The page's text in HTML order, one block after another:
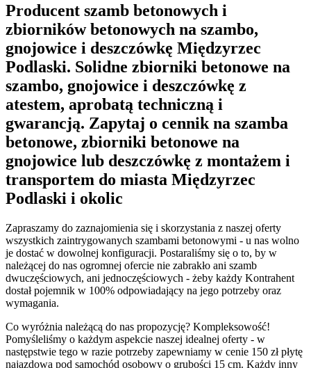
Producent szamb betonowych i
zbiorników betonowych na szambo,
gnojowice i deszczówkę Międzyrzec
Podlaski. Solidne zbiorniki betonowe na
szambo, gnojowice i deszczówkę z
atestem, aprobatą techniczną i
gwarancją. Zapytaj o cennik na szamba
betonowe, zbiorniki betonowe na
gnojowice lub deszczówkę z montażem i
transportem do miasta Międzyrzec
Podlaski i okolic
Zapraszamy do zaznajomienia się i skorzystania z naszej oferty
wszystkich zaintrygowanych szambami betonowymi - u nas wolno
je dostać w dowolnej konfiguracji. Postaraliśmy się o to, by w
należącej do nas ogromnej ofercie nie zabrakło ani szamb
dwuczęściowych, ani jednoczęściowych - żeby każdy Kontrahent
dostał pojemnik w 100% odpowiadający na jego potrzeby oraz
wymagania.
Co wyróżnia należącą do nas propozycję? Kompleksowość!
Pomyśleliśmy o każdym aspekcie naszej idealnej oferty - w
następstwie tego w razie potrzeby zapewniamy w cenie 150 zł płytę
najazdową pod samochód osobowy o grubości 15 cm. Każdy inny